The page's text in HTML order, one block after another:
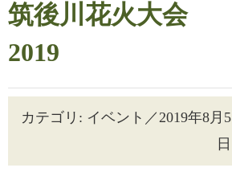
筑後川花火大会
2019
カテゴリ: イベント／2019年8月5
日